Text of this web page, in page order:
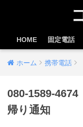
HOME 固定電話
ホーム 携帯電話
080-1589-
帰り通知